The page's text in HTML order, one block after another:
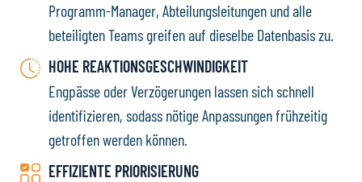
Programm-Manager, Abteilungsleitungen und alle
beteiligten Teams greifen auf dieselbe Datenbasis zu.
HOHE REAKTIONSGESCHWINDIGKEIT
Engpässe oder Verzögerungen lassen sich schnell
identifizieren, sodass nötige Anpassungen frühzeitig
getroffen werden können.
EFFIZIENTE PRIORISIERUNG